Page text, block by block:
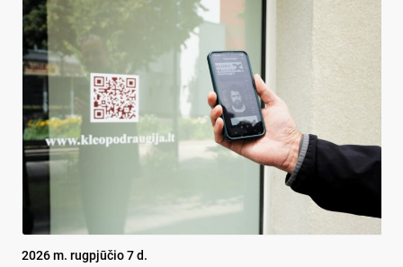
2026 m. rugpjūčio 7 d.